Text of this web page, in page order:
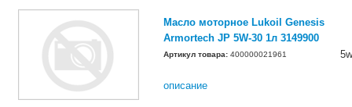
Масло моторное Lukoil Genesis
Armortech JP 5W-30 1л 3149900
Артикул товара: 400000021961
описание